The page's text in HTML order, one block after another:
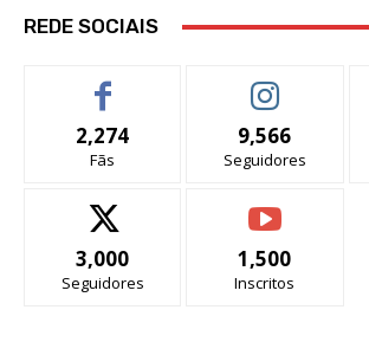
REDE SOCIAIS
2,274
Fãs
9,566
Seguidores
3,000
Seguidores
1,500
Inscritos